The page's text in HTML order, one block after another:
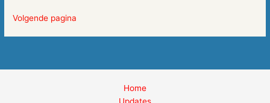
Volgende pagina
Home
Updates